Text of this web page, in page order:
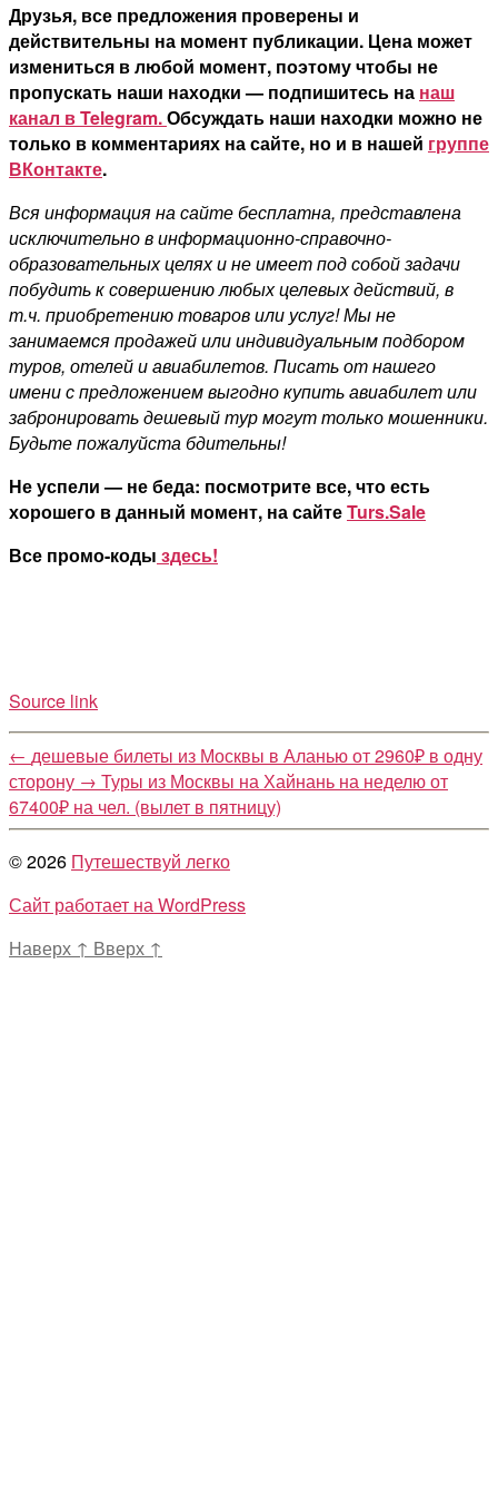
Друзья, все предложения проверены и
действительны на момент публикации. Цена может
измениться в любой момент, поэтому чтобы не
пропускать наши находки — подпишитесь на наш
канал в Telegram.Обсуждать наши находки можно не
только в комментариях на сайте, но и в нашей группе
ВКонтакте.
Вся информация на сайте бесплатна, представлена
исключительно в информационно-справочно-
образовательных целях и не имеет под собой задачи
побудить к совершению любых целевых действий, в
т.ч. приобретению товаров или услуг! Мы не
занимаемся продажей или индивидуальным подбором
туров, отелей и авиабилетов. Писать от нашего
имени с предложением выгодно купить авиабилет или
забронировать дешевый тур могут только мошенники.
Будьте пожалуйста бдительны!
Не успели — не беда: посмотрите все, что есть
хорошего в данный момент, на сайтеTurs.Sale
Все промо-коды здесь!
Source link
← дешевые билеты из Москвы в Аланью от 2960₽ в одну
сторону → Туры из Москвы на Хайнань на неделю от
67400₽ на чел. (вылет в пятницу)
© 2026 Путешествуй легко
Сайт работает на WordPress
Наверх ↑ Вверх ↑